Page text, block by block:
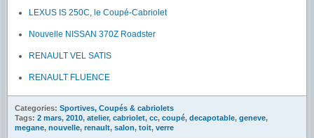
LEXUS IS 250C, le Coupé-Cabriolet
Nouvelle NISSAN 370Z Roadster
RENAULT VEL SATIS
RENAULT FLUENCE
Categories: Sportives, Coupés & cabriolets
Tags: 2 mars, 2010, atelier, cabriolet, cc, coupé, decapotable, geneve,
megane, nouvelle, renault, salon, toit, verre